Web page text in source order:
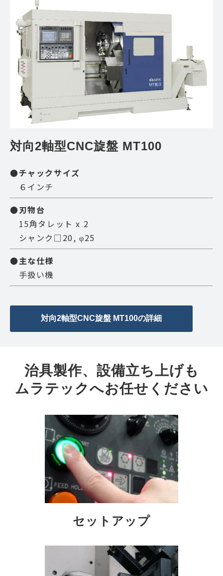
対向2軸型CNC旋盤 MT100
●チャックサイズ
６インチ
●刃物台
15角タレット x 2
シャンク□20, φ25
●主な仕様
手扱い機
対向2軸型CNC旋盤 MT100の詳細
治具製作、設備立ち上げも
ムラテックへお任せください
セットアップ